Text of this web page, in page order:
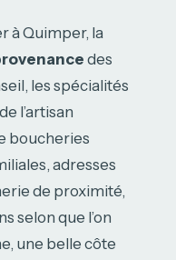
à Quimper, la
des
les spécialités
l’artisan
boucheries
adresses
de proximité,
selon que l’on
une belle côte